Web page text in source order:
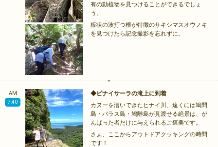
有の動植物を見つけることができるでしょ
う。
板状の波打つ根が特徴のサキシマスオウノキ
を見つけたら記念撮影を忘れずに。
AM
7:40
◆ピナイサーラの滝上に到着
カヌーを漕いできたヒナイ川、遠くには鳩間
島・バラス島・鳩離島が見渡せる絶景は、が
んばった者だけに与えられるご褒美です。
さぁ、ここからアウトドアクッキングの時間
です！